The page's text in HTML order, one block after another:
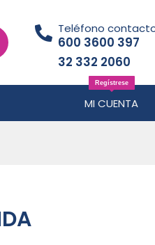
Teléfono
600 3600 397
32 332 2060
MI CUENTA
Regístrese